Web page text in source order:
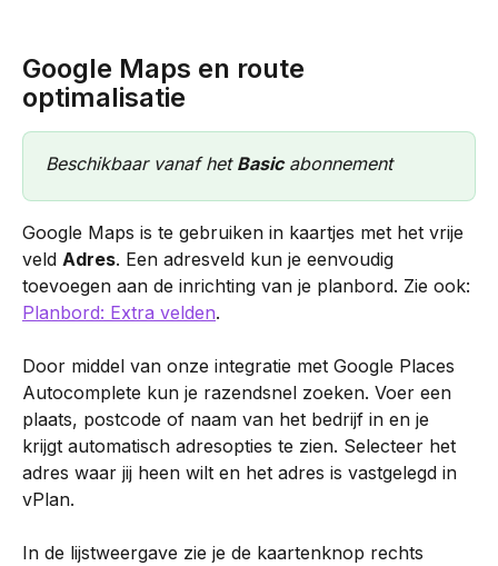
Google Maps en route
optimalisatie
Beschikbaar vanaf het Basic abonnement
Google Maps is te gebruiken in kaartjes met het vrije
veld Adres. Een adresveld kun je eenvoudig
toevoegen aan de inrichting van je planbord. Zie ook:
Planbord: Extra velden.
Door middel van onze integratie met Google Places
Autocomplete kun je razendsnel zoeken. Voer een
plaats, postcode of naam van het bedrijf in en je
krijgt automatisch adresopties te zien. Selecteer het
adres waar jij heen wilt en het adres is vastgelegd in
vPlan.
In de lijstweergave zie je de kaartenknop rechts